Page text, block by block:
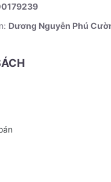
Dương Nguyễn Phú